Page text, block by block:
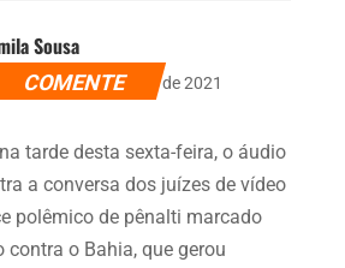
Sousa
dia 11 de novembro de 2021
COMENTE
tarde desta sexta-feira, o áudio
a conversa dos juízes de vídeo
polêmico de pênalti marcado
contra o Bahia, que gerou